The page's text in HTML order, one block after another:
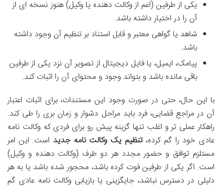
یکی از طرفین (اعم از وکالت دهنده یا وکیل) هنوز نسخه ای از
آن را در اختیار داشته باشد.
شاهد یا گواهی معتبر و قابل استناد بر تنظیم آن وجود داشته
باشد.
پیامک، ایمیل، یا فایل دیجیتال از تصویر آن نزد یکی از طرفین
باقی مانده باشد و بتواند وجود و محتوای آن را اثبات کند.
با این حال، حتی در صورت وجود این مستندات، برای اثبات اعتبار
آن در مراجع قضایی، فرد باید مراحل دشوار و زمان بری را طی کند.
راهکار عملی تر و اغلب تنها گزینه پیش رو برای فردی که وکالت نامه
عادی خود را گم کرده،تنظیم یک وکالت نامه جدید است. این امر
مستلزم توافق و حضور مجدد هر دو طرف (وکالت دهنده و وکیل)
است. اگر یکی از طرفین فوت کرده باشد، محجور شده باشد یا به هر
دلیلی در دسترس نباشد، جایگزینی یا بازیابی وکالت نامه عادی گم